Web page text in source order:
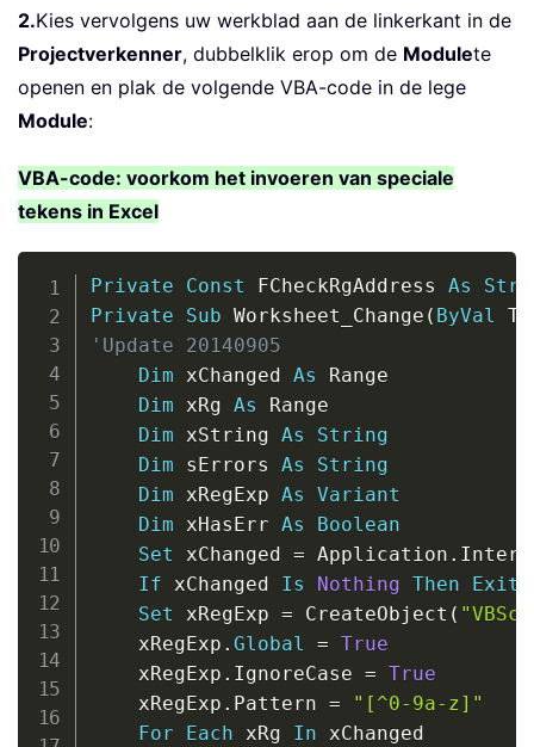
2.Kies vervolgens uw werkblad aan de linkerkant in de
Projectverkenner, dubbelklik erop om de Modulete
openen en plak de volgende VBA-code in de lege
Module:
VBA-code: voorkom het invoeren van speciale
tekens in Excel
Private Const FCheckRgAddress As
Private
Sub Worksheet_Change ( ByVal
'Update 20140905
Dim xChanged As Range
Dim xRg As Range
Dim xString As
String
Dim sErrors As
String
Dim xRegExp As
Variant
Dim xHasErr As
Boolean
Set xChanged = Application .
If xChanged Is Nothing Then Exit
Set xRegExp = CreateObject (
    xRegExp
. Global = True
    xRegExp
. IgnoreCase = True
    xRegExp
. Pattern =
"[^0-9a-z]"
For
Each xRg In xChanged
Copy